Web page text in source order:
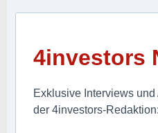
4investors
Exklusive Interviews
der 4investors-